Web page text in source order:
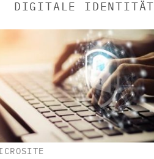
DIGITALE IDENTITÄT